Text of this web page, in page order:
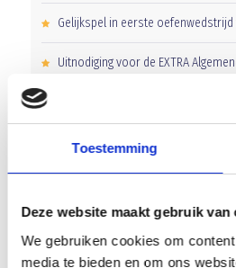
Toestemming
Deze website maakt gebruik van
We gebruiken cookies om
media te bieden en om ons
Gelijkspel in eerste
Uitnodiging voor de EXTRA
CATEGORIEËN